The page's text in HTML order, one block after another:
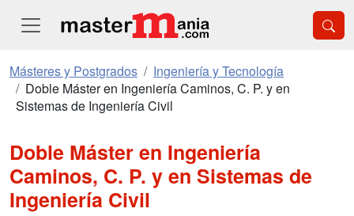
Másteres y Postgrados
Ingeniería y Tecnología
Doble Máster en Ingeniería Caminos, C. P. y en
Sistemas de Ingeniería Civil
Doble Máster en Ingeniería
Caminos, C. P. y en Sistemas de
Ingeniería Civil